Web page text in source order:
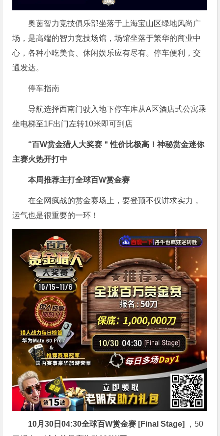
奥茵智力竞技俱乐部坐落于上海宝山区绿地风尚广
场，是高端的智力竞技场馆，场馆坐落于繁华的商业中
心，各种小吃美食、休闲娱乐应有尽有。停车便利，交
通发达。
停车指南
导航选择西南门驶入地下停车库从A区酒店式公寓乘
坐电梯至1F出门左转10米即可到店
“百W赏金猎人大奖赛＂性价比极高！神秘赏金迷你
主赛火热开打中
本周推荐主打全球百W赏金赛
在全网疯战的赏金赛场上，要登顶不仅讲求实力，
运气也是很重要的一环！
10月30日04:30全球百W赏金赛 [Final Stage]
，50